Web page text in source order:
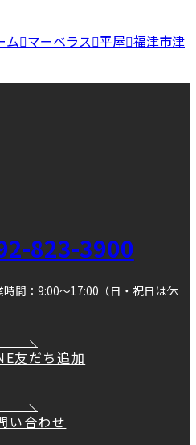
ム マーベラス 平屋 福津市津
823-3900
時間：9:00～17:00（日・祝日は休
友だち追加
い合わせ